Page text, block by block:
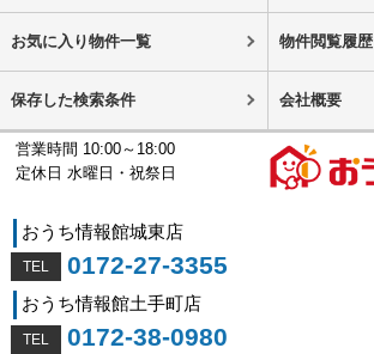
お気に入り物件一覧 物件閲覧履歴
保存した検索条件 会社概要
営業時間 10:00～18:00
定休日 水曜日・祝祭日
おうち情報館城東店
0172-27-3355
おうち情報館土手町店
0172-38-0980